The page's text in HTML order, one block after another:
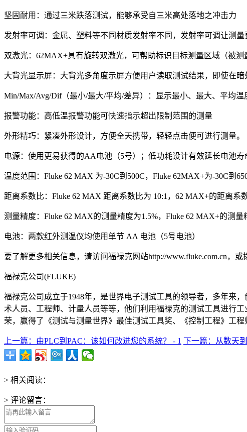
坚固耐用：通过三米跌落测试，能够承受自三米高处落地之冲击力
发射率可调：金属、塑料等不同材质发射率不同，发射率可调让测量
双激光：62MAX+具有旋转双激光，可帮助标识目标测量区域（被测
大背光显示屏：大背光多角度示屏方便用户读取测试结果，即使在暗
Min/Max/Avg/Dif（最小/最大/平均/差异）：显示最小、最大、平均
报警功能：高低温报警功能可快速指示超出限制范围的测量
外形精巧：紧凑外形设计，方便全天携带，轻轻点击便可进行测量。
电源：使用更易获得的AA电池（5号）；低功耗设计有效延长电池寿
温度范围：Fluke 62 MAX 为-30C到500C，Fluke 62MAX+为-30C到
距离系数比：Fluke 62 MAX 距离系数比为 10:1，62 MAX+的距离系
测量精度：Fluke 62 MAX的测量精度为1.5%，Fluke 62 MAX+的测量
电池：两款红外测温仪均使用单节 AA 电池（5号电池）
要了解更多相关信息，请访问福禄克网站http://www.fluke.com.cn，或
福禄克公司(FLUKE)
福禄克公司成立于1948年，是世界电子测试工具的领导者，多年来
术人员、工程师、计量人员等等，他们利用福禄克的测试工具进行
荣，赢得了《测试与测量世界》最佳测试工具奖、《控制工程》工
上一篇：由PLC到PAC：该如何改进您的系统？ - 1 下一篇：从数天
> 相关阅读：
> 评论留言：